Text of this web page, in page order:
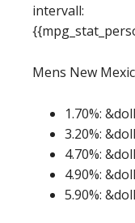
intervall:
Mens New
1.70%:
3.20%:
4.70%:
4.90%:
5.90%: